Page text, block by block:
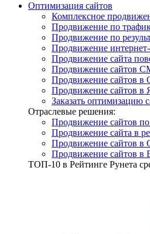
Оптимизация сайтов
Комплексное
Продвижение по
Продвижение по
Продвижение
Продвижение сайта
Продвижение сайтов
Продвижение сайтов в
Продвижение сайтов в
Заказать оптимизацию
Отраслевые решения:
Продвижение сайтов
Продвижение сайта в
Продвижение сайтов
Продвижение сайтов в
ТОП-10 в Рейтинге Рунета